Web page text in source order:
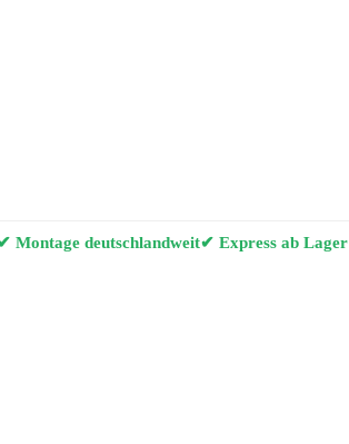
Montage deutschlandweit✔ Express ab Lager